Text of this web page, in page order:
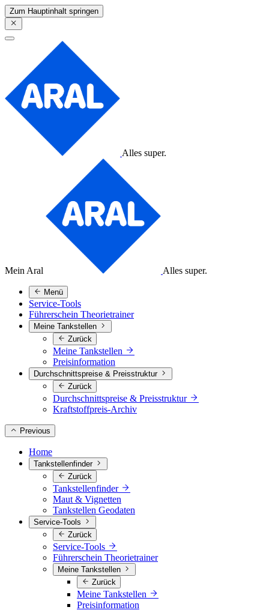
Zum Hauptinhalt springen
Alles super.
Mein Aral Alles super.
Menü
Service-Tools
Führerschein Theorietrainer
Meine Tankstellen
Zurück
Meine Tankstellen
Preisinformation
Durchschnittspreise & Preisstruktur
Zurück
Durchschnittspreise & Preisstruktur
Kraftstoffpreis-Archiv
Previous
Home
Tankstellenfinder
Zurück
Tankstellenfinder
Maut & Vignetten
Tankstellen Geodaten
Service-Tools
Zurück
Service-Tools
Führerschein Theorietrainer
Meine Tankstellen
Zurück
Meine Tankstellen
Preisinformation